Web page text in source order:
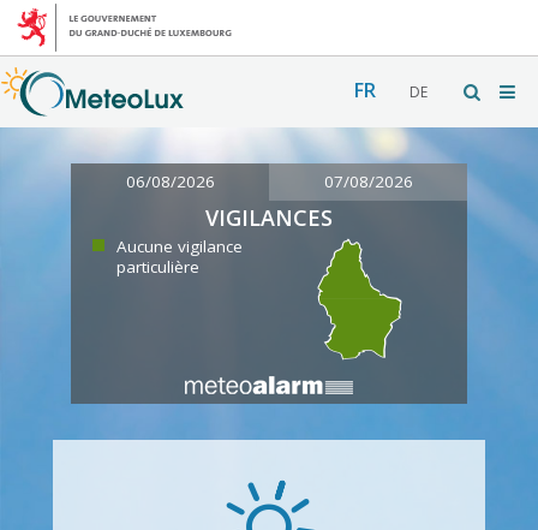
FR DE
06/08/2026 07/08/2026
VIGILANCES
Aucune vigilance
particulière